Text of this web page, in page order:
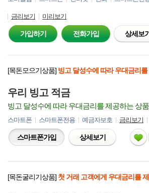
금리보기 미리보기
가입하기 전화가입 상세보기
우리 빙고 적금
[목돈모으기상품] 빙고 달성수에 따라 우대금리
빙고 달성수에 따라 우대금리를 제공하는 상품
스마트폰 스마트폰전용 예금자보호 금리보기
스마트폰가입 상세보기
[목돈굴리기상품] 첫 거래 고객에게 우대금리를